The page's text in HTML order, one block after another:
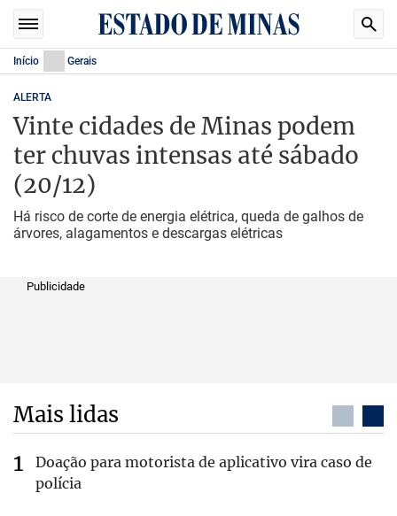
Início Gerais
ALERTA
Vinte cidades de Minas podem
ter chuvas intensas até sábado
(20/12)
Há risco de corte de energia elétrica, queda de galhos de
árvores, alagamentos e descargas elétricas
Publicidade
Mais lidas
Doação para motorista de aplicativo vira caso de
polícia